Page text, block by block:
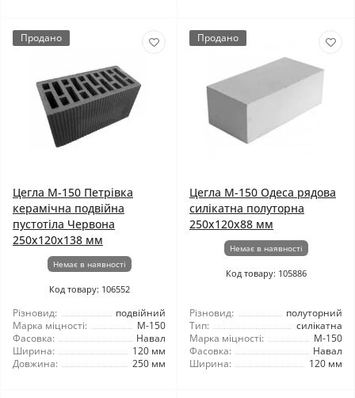
Продано
Цегла М-150 Петрівка
керамічна подвійна
пустотіла Червона
250х120х138 мм
Немає в наявності
Код товару: 106552
Різновид:
подвійний
Марка міцності:
М-150
Фасовка:
Навал
Ширина:
120 мм
Довжина:
250 мм
Продано
Цегла М-150 Одеса рядова
силікатна полуторна
250x120x88 мм
Немає в наявності
Код товару: 105886
Різновид:
полуторний
Тип:
силікатна
Марка міцності:
М-150
Фасовка:
Навал
Ширина:
120 мм